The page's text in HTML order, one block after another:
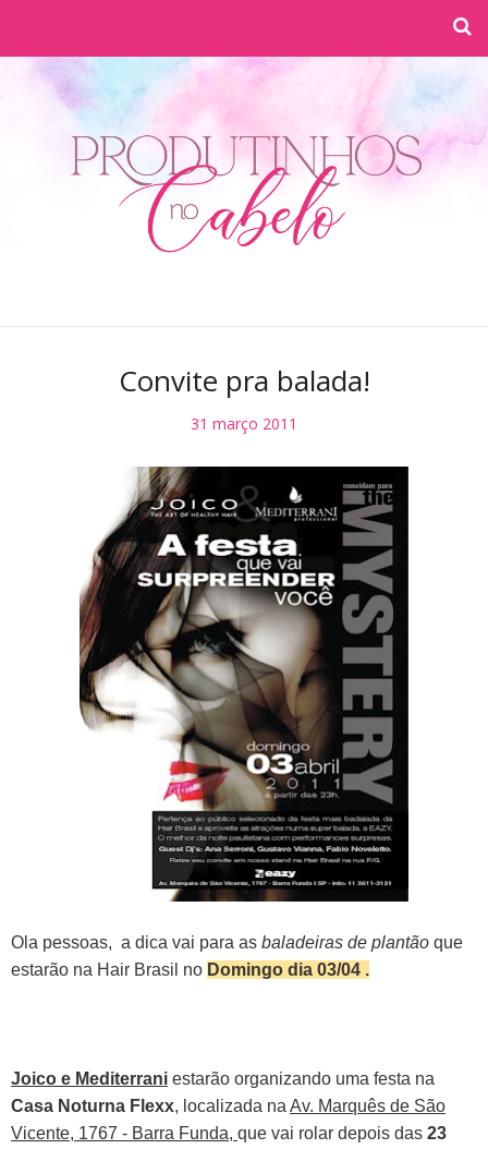
Convite pra balada!
31 março 2011
Ola pessoas, a dica vai para as baladeiras de plantão que
estarão na Hair Brasil no Domingo dia 03/04 .
Joico e Mediterrani estarão organizando uma festa na
Casa Noturna Flexx, localizada na Av. Marquês de São
Vicente, 1767 - Barra Funda, que vai rolar depois das 23